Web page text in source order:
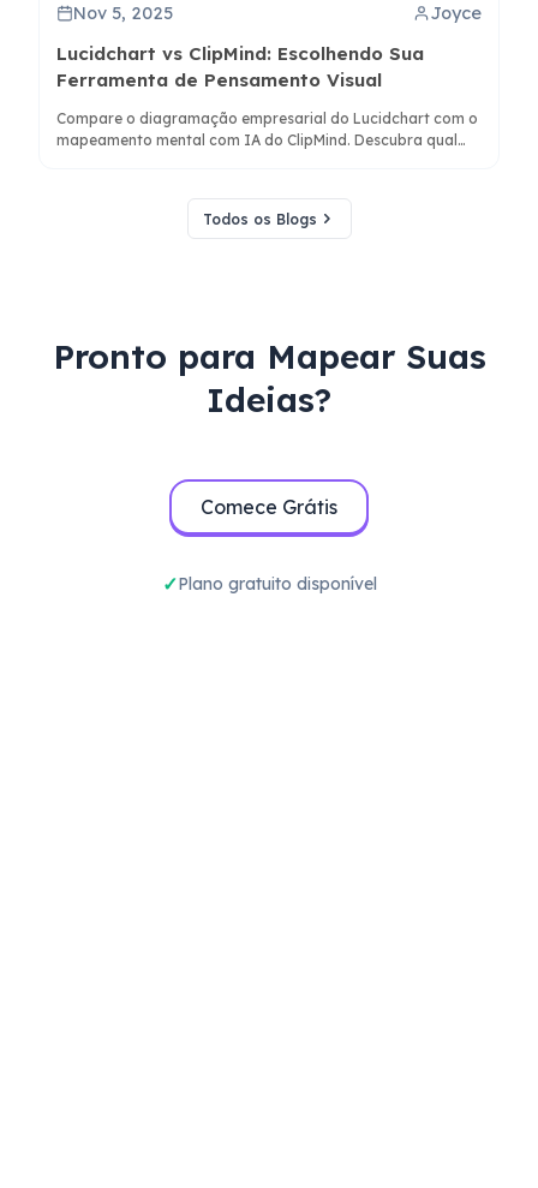
Nov 5, 2025 Joyce
Lucidchart vs ClipMind: Escolhendo Sua
Ferramenta de Pensamento Visual
Compare o diagramação empresarial do Lucidchart com o
mapeamento mental com IA do ClipMind. Descubra qual
Todos os Blogs
Pronto para Mapear Suas
Ideias?
Comece Grátis
Plano gratuito disponível